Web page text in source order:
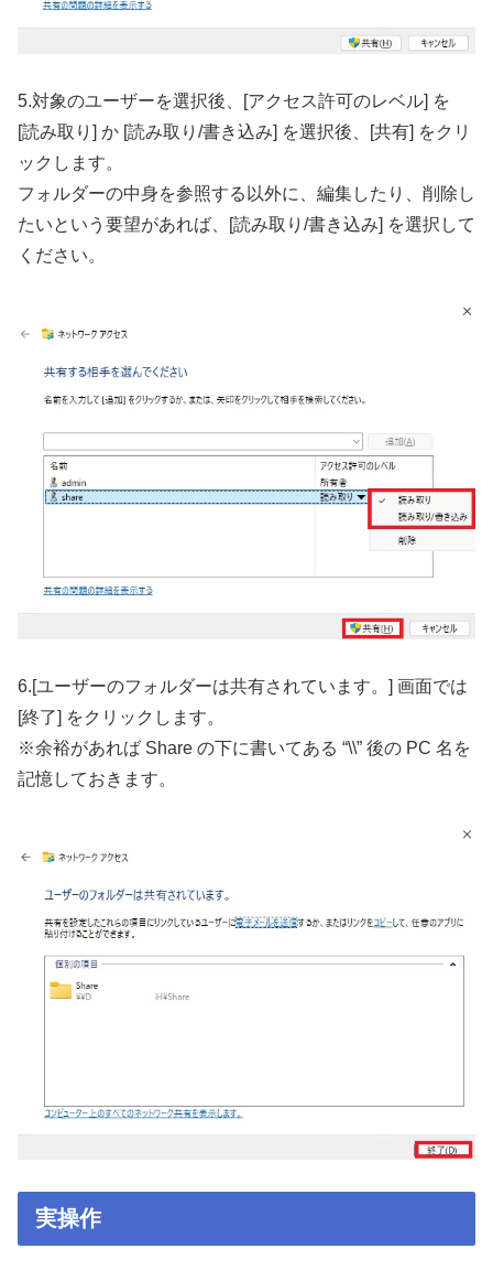
5.対象のユーザーを選択後、[アクセス許可のレベル] を
[読み取り] か [読み取り/書き込み] を選択後、[共有] をクリ
ックします。
フォルダーの中身を参照する以外に、編集したり、削除し
たいという要望があれば、[読み取り/書き込み] を選択して
ください。
6.[ユーザーのフォルダーは共有されています。] 画面では
[終了] をクリックします。
※余裕があれば Share の下に書いてある “\\” 後の PC 名を
記憶しておきます。
実操作